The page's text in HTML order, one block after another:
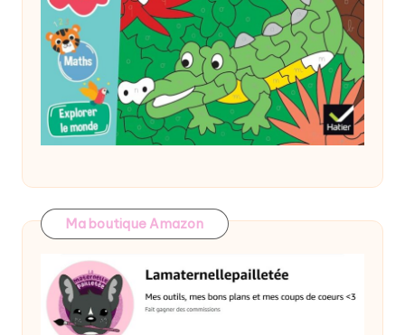
Ma boutique Amazon